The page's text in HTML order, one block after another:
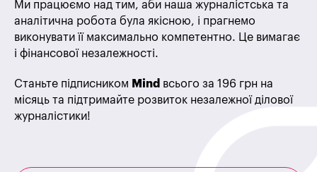
Ми працюємо над тим, аби наша журналістська та
аналітична робота була якісною, і прагнемо
виконувати її максимально компетентно. Це вимагає
і фінансової незалежності.
Станьте підписником Mind всього за 196 грн на
місяць та підтримайте розвиток незалежної ділової
журналістики!